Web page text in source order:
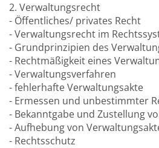
2. Verwaltungsrecht
- Öffentliches/ privates Recht
- Verwaltungsrecht im
- Grundprinzipien des
- Rechtmäßigkeit eines
- Verwaltungsverfahren
- fehlerhafte Verwaltungsakte
- Ermessen und unbestimmter
- Bekanntgabe und Zustellung
- Aufhebung von
- Rechtsschutz